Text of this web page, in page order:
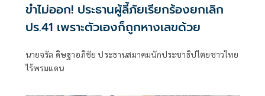
ขำไม่ออก! ประธานผู้ลี้ภัยเรียกร้องยกเลิก
ปร.41 เพราะตัวเองก็ถูกหางเลขด้วย
นายจรัล ดิษฐาอภิชัย ประธานสมาคมนักประชาธิปไตยชาวไทย
ไร้พรมแดน